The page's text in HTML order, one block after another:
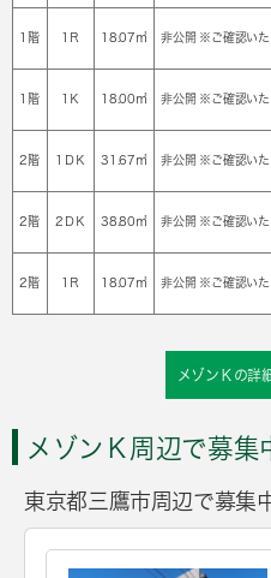
1階 1Ｒ 18.07㎡ 非公開 ※ご確認いた
1階 1Ｋ 18.00㎡ 非公開 ※ご確認いた
2階 1ＤＫ 31.67㎡ 非公開 ※ご確認いた
2階 2ＤＫ 38.80㎡ 非公開 ※ご確認いた
2階 1Ｒ 18.07㎡ 非公開 ※ご確認いた
メゾンＫの詳
メゾンＫ周辺で募集
東京都三鷹市周辺で募集